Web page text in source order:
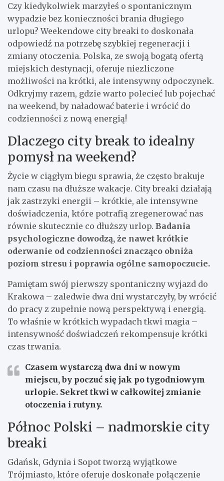
Czy kiedykolwiek marzyłeś o spontanicznym
wypadzie bez konieczności brania długiego
urlopu? Weekendowe city breaki to doskonała
odpowiedź na potrzebę szybkiej regeneracji i
zmiany otoczenia. Polska, ze swoją bogatą ofertą
miejskich destynacji, oferuje niezliczone
możliwości na krótki, ale intensywny odpoczynek.
Odkryjmy razem, gdzie warto polecieć lub pojechać
na weekend, by naładować baterie i wrócić do
codzienności z nową energią!
Dlaczego city break to idealny
pomysł na weekend?
Życie w ciągłym biegu sprawia, że często brakuje
nam czasu na dłuższe wakacje. City breaki działają
jak zastrzyki energii – krótkie, ale intensywne
doświadczenia, które potrafią zregenerować nas
równie skutecznie co dłuższy urlop. Badania
psychologiczne dowodzą, że nawet krótkie
oderwanie od codzienności znacząco obniża
poziom stresu i poprawia ogólne samopoczucie.
Pamiętam swój pierwszy spontaniczny wyjazd do
Krakowa – zaledwie dwa dni wystarczyły, by wrócić
do pracy z zupełnie nową perspektywą i energią.
To właśnie w krótkich wypadach tkwi magia –
intensywność doświadczeń rekompensuje krótki
czas trwania.
Czasem wystarczą dwa dni w nowym
miejscu, by poczuć się jak po tygodniowym
urlopie. Sekret tkwi w całkowitej zmianie
otoczenia i rutyny.
Północ Polski – nadmorskie city
breaki
Gdańsk, Gdynia i Sopot tworzą wyjątkowe
Trójmiasto, które oferuje doskonałe połączenie